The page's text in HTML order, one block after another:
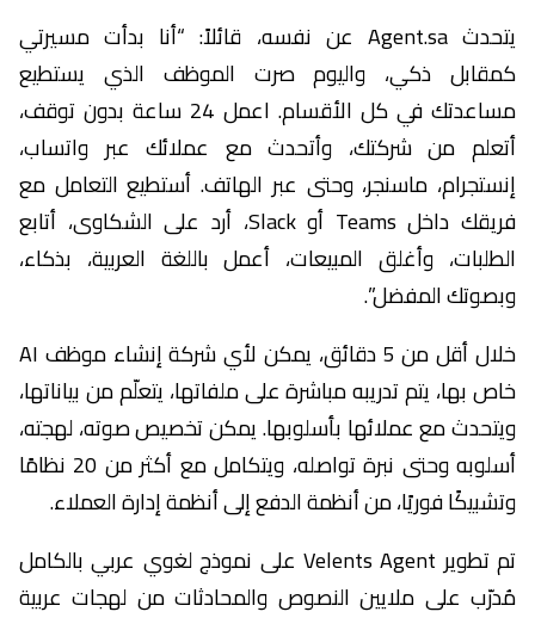
يتحدث Agent.sa عن نفسه، قائلاً: “أنا بدأت مسيرتي
كمقابل ذكي، واليوم صرت الموظف الذي يستطيع
مساعدتك في كل الأقسام. اعمل 24 ساعة بدون توقف،
أتعلم من شركتك، وأتحدث مع عملائك عبر واتساب،
إنستجرام، ماسنجر، وحتى عبر الهاتف. أستطيع التعامل مع
فريقك داخل Teams أو Slack، أرد على الشكاوى، أتابع
الطلبات، وأغلق المبيعات، أعمل باللغة العربية، بذكاء،
وبصوتك المفضل”.
خلال أقل من 5 دقائق، يمكن لأي شركة إنشاء موظف AI
خاص بها، يتم تدريبه مباشرة على ملفاتها، يتعلّم من بياناتها،
ويتحدث مع عملائها بأسلوبها. يمكن تخصيص صوته، لهجته،
أسلوبه وحتى نبرة تواصله، ويتكامل مع أكثر من 20 نظامًا
وتشبيكًا فوريًا، من أنظمة الدفع إلى أنظمة إدارة العملاء.
تم تطوير Velents Agent على نموذج لغوي عربي بالكامل
مُدرّب على ملايين النصوص والمحادثات من لهجات عربية